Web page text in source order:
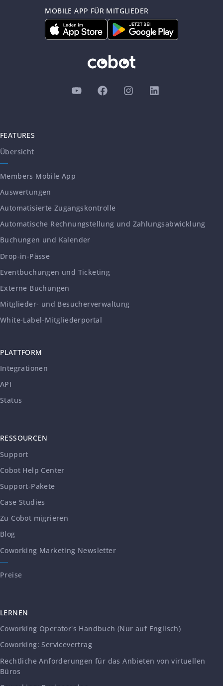
FEATURES
Übersicht
Members Mobile App
Auswertungen
Automatisierte Zugangskontrolle
Automatische Rechnungstellung und Zahlungsabwicklung
Buchungen und Kalender
Drop-in-Pässe
Eventbuchungen und Ticketing
Externe Buchungen
Mitglieder- und Besucherverwaltung
White-Label-Mitgliederportal
PLATTFORM
Integrationen
API
Status
RESSOURCEN
Support
Cobot Help Center
Support-Pakete
Case Studies
Zu Cobot migrieren
Blog
Coworking Marketing Newsletter
Preise
LERNEN
Coworking Operator's Handbuch (Nur auf Englisch)
Coworking: Servicevertrag
Rechtliche Anforderungen für das Anbieten von virtuellen
Büros
MOBILE APP FÜR MITGLIEDER